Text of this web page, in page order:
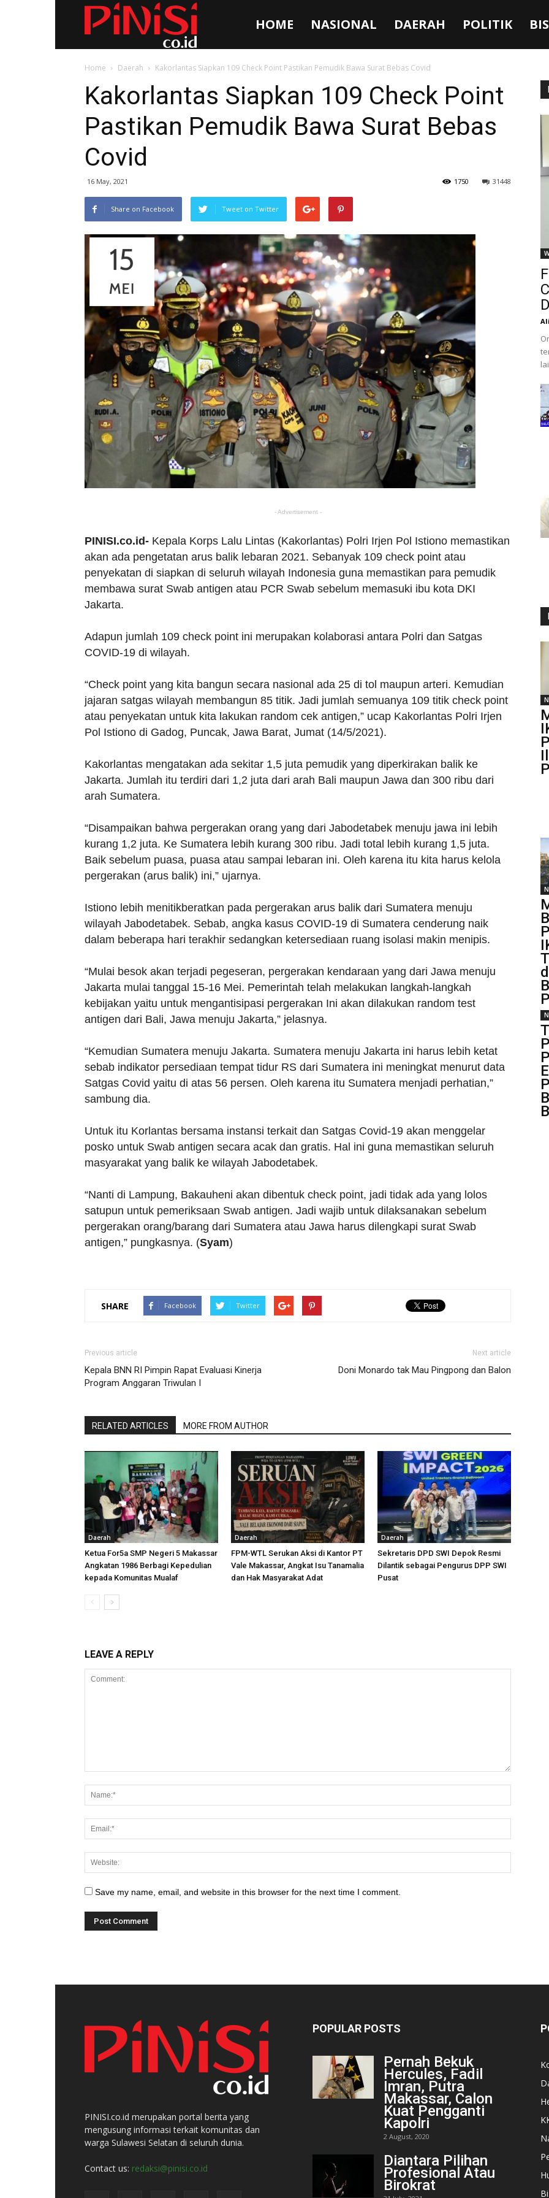
HOME NASIONAL DAERAH POLITIK
Home Daerah Kakorlantas Siapkan 109 Check Point Pastikan Pemudik Bawa Surat Bebas Covid
Kakorlantas Siapkan 109 Check Point
Pastikan Pemudik Bawa Surat Bebas
Covid
16 May, 2021 31448
1750
Share on Facebook Tweet on Twitter
- Advertisement -
PINISI.co.id- Kepala Korps Lalu Lintas (Kakorlantas) Polri Irjen Pol Istiono memastikan
akan ada pengetatan arus balik lebaran 2021. Sebanyak 109 check point atau
penyekatan di siapkan di seluruh wilayah Indonesia guna memastikan para pemudik
membawa surat Swab antigen atau PCR Swab sebelum memasuki ibu kota DKI
Jakarta.
Adapun jumlah 109 check point ini merupakan kolaborasi antara Polri dan Satgas
COVID-19 di wilayah.
“Check point yang kita bangun secara nasional ada 25 di tol maupun arteri. Kemudian
jajaran satgas wilayah membangun 85 titik. Jadi jumlah semuanya 109 titik check point
atau penyekatan untuk kita lakukan random cek antigen,” ucap Kakorlantas Polri Irjen
Pol Istiono di Gadog, Puncak, Jawa Barat, Jumat (14/5/2021).
Kakorlantas mengatakan ada sekitar 1,5 juta pemudik yang diperkirakan balik ke
Jakarta. Jumlah itu terdiri dari 1,2 juta dari arah Bali maupun Jawa dan 300 ribu dari
arah Sumatera.
“Disampaikan bahwa pergerakan orang yang dari Jabodetabek menuju jawa ini lebih
kurang 1,2 juta. Ke Sumatera lebih kurang 300 ribu. Jadi total lebih kurang 1,5 juta.
Baik sebelum puasa, puasa atau sampai lebaran ini. Oleh karena itu kita harus kelola
pergerakan (arus balik) ini,” ujarnya.
Istiono lebih menitikberatkan pada pergerakan arus balik dari Sumatera menuju
wilayah Jabodetabek. Sebab, angka kasus COVID-19 di Sumatera cenderung naik
dalam beberapa hari terakhir sedangkan ketersediaan ruang isolasi makin menipis.
“Mulai besok akan terjadi pegeseran, pergerakan kendaraan yang dari Jawa menuju
Jakarta mulai tanggal 15-16 Mei. Pemerintah telah melakukan langkah-langkah
kebijakan yaitu untuk mengantisipasi pergerakan Ini akan dilakukan random test
antigen dari Bali, Jawa menuju Jakarta,” jelasnya.
“Kemudian Sumatera menuju Jakarta. Sumatera menuju Jakarta ini harus lebih ketat
sebab indikator persediaan tempat tidur RS dari Sumatera ini meningkat menurut data
Satgas Covid yaitu di atas 56 persen. Oleh karena itu Sumatera menjadi perhatian,”
sambung dia.
Untuk itu Korlantas bersama instansi terkait dan Satgas Covid-19 akan menggelar
posko untuk Swab antigen secara acak dan gratis. Hal ini guna memastikan seluruh
masyarakat yang balik ke wilayah Jabodetabek.
“Nanti di Lampung, Bakauheni akan dibentuk check point, jadi tidak ada yang lolos
satupun untuk pemeriksaan Swab antigen. Jadi wajib untuk dilaksanakan sebelum
pergerakan orang/barang dari Sumatera atau Jawa harus dilengkapi surat Swab
antigen,” pungkasnya. (Syam)
SHARE Facebook Twitter
Previous article
Kepala BNN RI Pimpin Rapat Evaluasi Kinerja
Program Anggaran Triwulan I
Next article
Doni Monardo tak Mau Pingpong dan Balon
RELATED ARTICLES MORE FROM AUTHOR
Daerah
Ketua For5a SMP Negeri 5 Makassar
Angkatan 1986 Berbagi Kepedulian
kepada Komunitas Mualaf
Daerah
FPM-WTL Serukan Aksi di Kantor PT
Vale Makassar, Angkat Isu Tanamalia
dan Hak Masyarakat Adat
Daerah
Sekretaris DPD SWI Depok Resmi
Dilantik sebagai Pengurus DPP SWI
Pusat
LEAVE A REPLY
Save my name, email, and website in this browser for the next time I comment.
PINISI.co.id merupakan portal berita yang
mengusung informasi terkait komunitas dan
warga Sulawesi Selatan di seluruh dunia.
Contact us: redaksi@pinisi.co.id
POPULAR POSTS
Pernah Bekuk
Hercules, Fadil
Imran, Putra
Makassar, Calon
Kuat Pengganti
Kapolri
2 August, 2020
Diantara Pilihan
Profesional Atau
Birokrat